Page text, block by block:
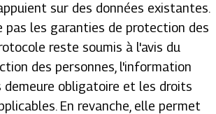
sur des données existantes.
pas les garanties de protection des
reste soumis à l'avis du
des personnes, l'information
demeure obligatoire et les droits
En revanche, elle permet